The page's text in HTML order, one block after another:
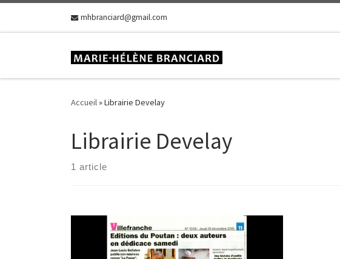
Skip to content mhbranciard@gmail.com
Accueil»Librairie Develay
Librairie Develay
1 article